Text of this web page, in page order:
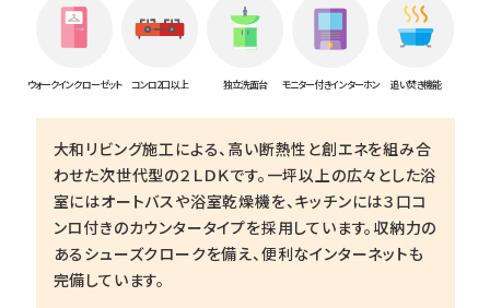
ウォークインクローゼット コンロ2口以上 独立洗面台 モニター付きインターホン 追い焚き機能
大和リビング施工による、高い断熱性と創エネを組み合
わせた次世代型の２ＬＤＫです。一坪以上の広々とした浴
室にはオートバスや浴室乾燥機を、キッチンには３口コ
ンロ付きのカウンタータイプを採用しています。収納力の
あるシューズクロークを備え、便利なインターネットも
完備しています。